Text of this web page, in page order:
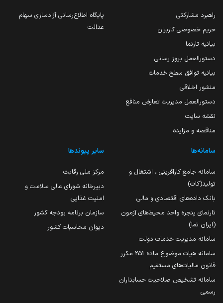
راهبرد مشارکتی
حریم خصوصی کاربران
بیانیه تارنما
دستورالعمل بروز رسانی
بیانیه توافق سطح خدمات
منشور اخلاقی
دستورالعمل مدیریت تعارض منافع
نقشه سایت
مناقصه و مزایده
پایگاه اطلاع‌رسانی آزادسازی سهام
عدالت
سامانه‌ها
سامانه جامع کارآفرینی ، اشتغال و
تولید(کات)
بانک داده‌های اقتصادی و مالی
تارنمای پنجره واحد محیط‌های آزمون
(ایران تما)
سامانه مدیریت خدمات دولت
سامانه هیات موضوع ماده 251 مکرر
قانون مالیات‌های مستقیم
سامانه تشخیص صلاحیت حسابداران
رسمی
سایر پیوندها
مرکز ملی رقابت
دبیرخانه شورای عالی سلامت و
امنیت غذایی
سازمان برنامه بودجه کشور
دیوان محاسبات کشور